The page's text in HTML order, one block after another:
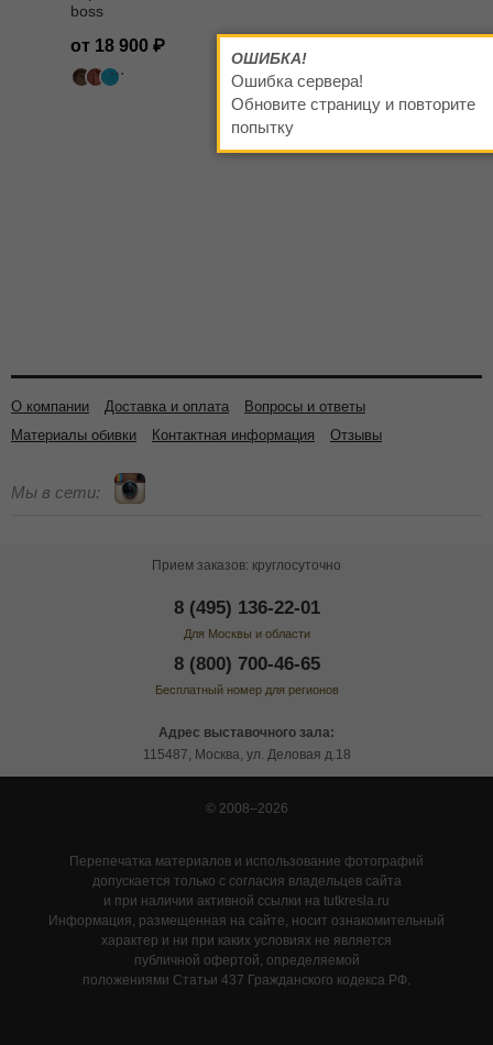
boss
от 18 900
О компании Доставка и оплата
Вопросы и ответы
Материалы обивки
Контактная информация Отзывы
Мы в сети:
Прием заказов: круглосуточно
8 (495) 136-22-01
Для Москвы и области
8 (800) 700-46-65
Бесплатный номер для регионов
Адрес выставочного зала:
115487, Москва, ул. Деловая д.18
© 2008–2026
Перепечатка материалов и использование фотографий
допускается только с согласия владельцев сайта
и при наличии активной ссылки на tutkresla.ru
Информация, размещенная на сайте, носит ознакомительный
характер и ни при каких условиях не является
публичной офертой, определяемой
положениями Статьи 437 Гражданского кодекса РФ.
ОШИБКА!
Ошибка сервера!
Обновите страницу и повторите
попытку